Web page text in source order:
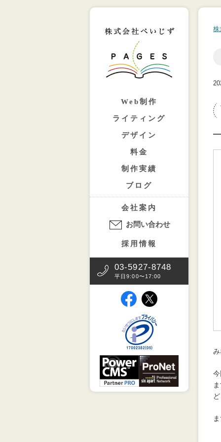
Web制作
ライティング
デザイン
料金
制作実績
ブログ
会社案内
お問い合わせ
採用情報
03-5927-8748
平日9:00〜17:00
（別タブで開きます）
（別タブで開きます）
（別タブで開きます）
株
ま